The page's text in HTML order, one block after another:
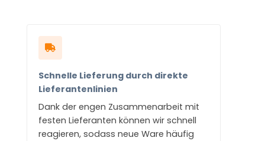
Schnelle Lieferung durch direkte
Lieferantenlinien
Dank der engen Zusammenarbeit mit
festen Lieferanten können wir schnell
reagieren, sodass neue Ware häufig